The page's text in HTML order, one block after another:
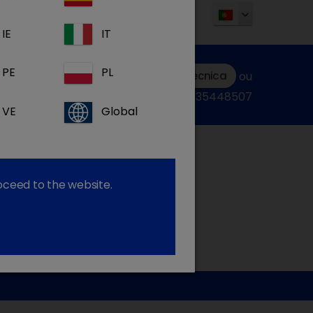
Submeter uma consulta técnica
ou
ligue:+34935448507
IE IT
PE PL
VE Global
to the website.